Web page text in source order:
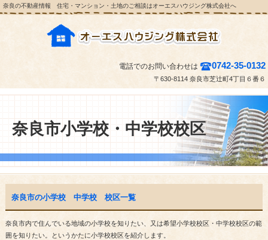
奈良の不動産情報 住宅・マンション・土地のご相談はオーエスハウジング株式会社へ
電話でのお問い合わせは 0742-35-0132
〒630-8114 奈良市芝辻町4丁目６番６
奈良市小学校・中学校校区
奈良市の小学校 中学校 校区一覧
奈良市内で住んでいる地域の小学校を知りたい、又は希望小学校校区・中学校校区の範
囲を知りたい。というかたに小学校校区を紹介します。